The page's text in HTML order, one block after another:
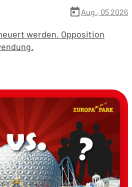
today Aug., 05 2026
werden. Opposition